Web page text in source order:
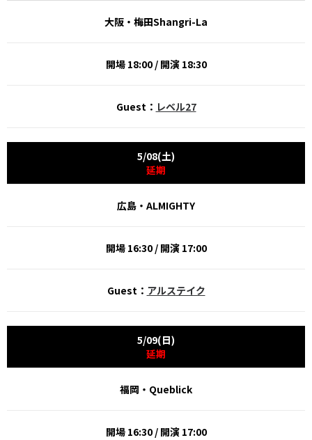
大阪・梅田Shangri-La
開場 18:00 / 開演 18:30
Guest： レベル27
5/08(土)
延期
広島・ALMIGHTY
開場 16:30 / 開演 17:00
Guest： アルステイク
5/09(日)
延期
福岡・Queblick
開場 16:30 / 開演 17:00